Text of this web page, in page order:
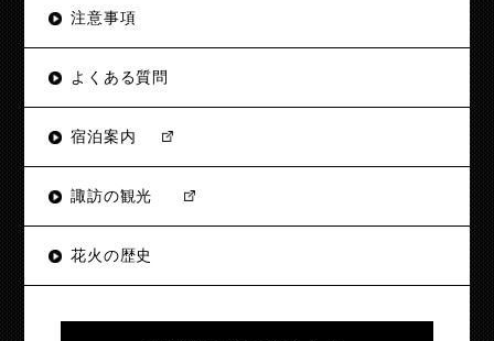
注意事項
よくある質問
宿泊案内
諏訪の観光
花火の歴史